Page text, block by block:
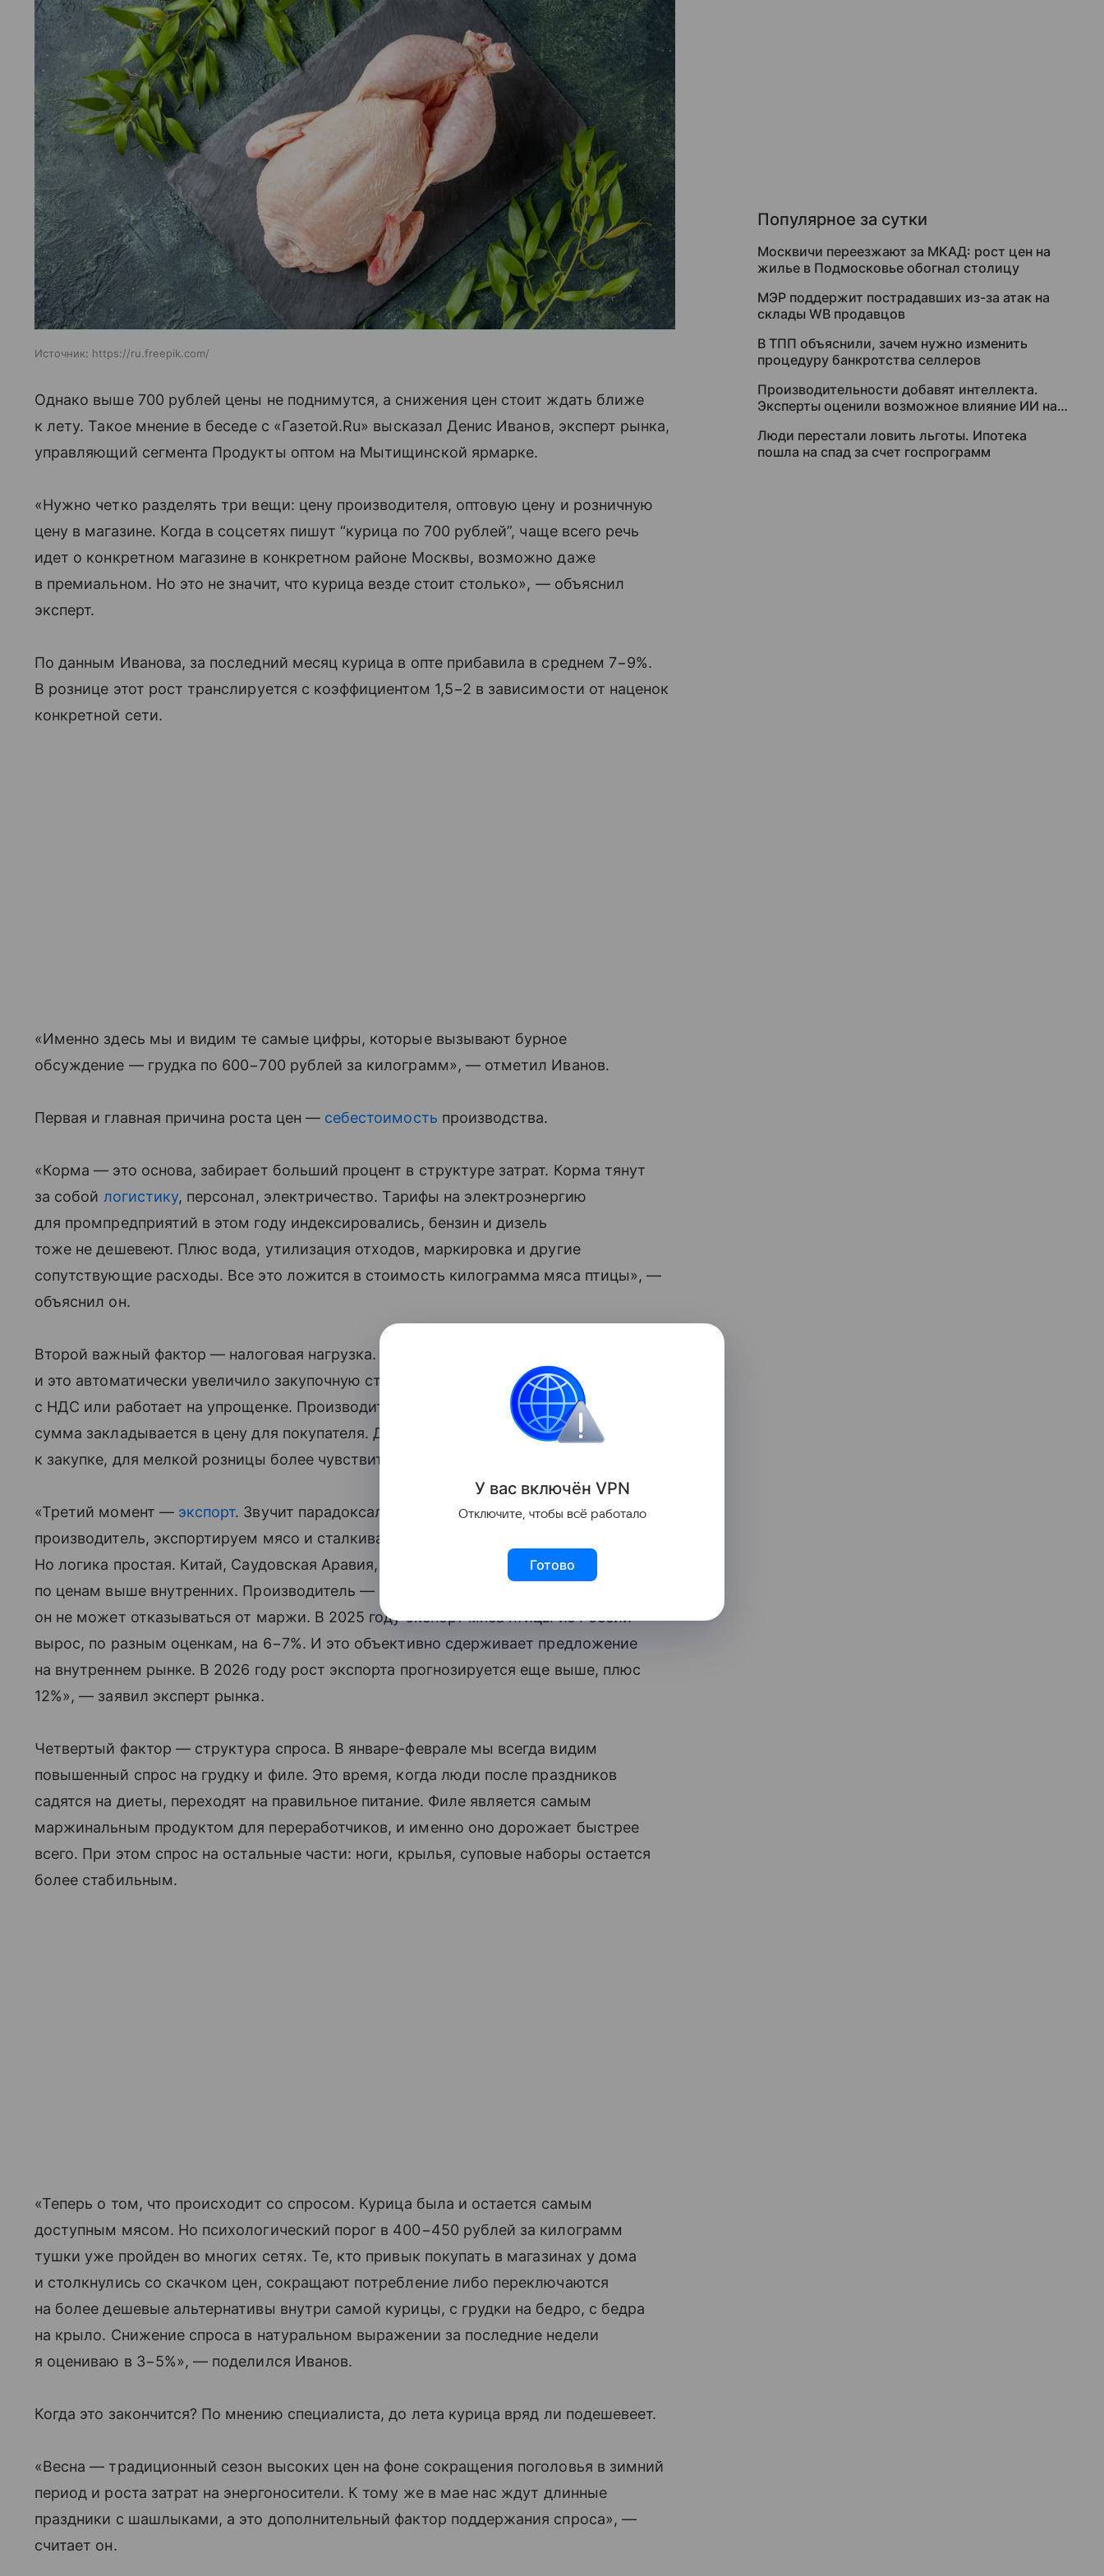
Источник: https://ru.freepik.com/
Однако выше 700 рублей цены не поднимутся, а снижения цен стоит ждать ближе
к лету. Такое мнение в беседе с «Газетой.Ru» высказал Денис Иванов, эксперт рынка,
управляющий сегмента Продукты оптом на Мытищинской ярмарке.
«Нужно четко разделять три вещи: цену производителя, оптовую цену и розничную
цену в магазине. Когда в соцсетях пишут “курица по 700 рублей”, чаще всего речь
идет о конкретном магазине в конкретном районе Москвы, возможно даже
в премиальном. Но это не значит, что курица везде стоит столько», — объяснил
эксперт.
По данным Иванова, за последний месяц курица в опте прибавила в среднем 7−9%.
В рознице этот рост транслируется с коэффициентом 1,5−2 в зависимости от наценок
конкретной сети.
«Именно здесь мы и видим те самые цифры, которые вызывают бурное
обсуждение — грудка по 600−700 рублей за килограмм», — отметил Иванов.
Первая и главная причина роста цен — себестоимость производства.
«Корма — это основа, забирает больший процент в структуре затрат. Корма тянут
за собой логистику, персонал, электричество. Тарифы на электроэнергию
для промпредприятий в этом году индексировались, бензин и дизель
тоже не дешевеют. Плюс вода, утилизация отходов, маркировка и другие
сопутствующие расходы. Все это ложится в стоимость килограмма мяса птицы», —
объяснил он.
Второй важный фактор — налоговая нагрузка. С 2026 года повысилась ставка
и это автоматически увеличило закупочную стоимость для тех, кто не работает
с НДС или работает на упрощенке. Производитель платит налог государству, и эта
сумма закладывается в цену для покупателя. Для крупных сетей это плюс 2−3%
к закупке, для мелкой розницы более чувствительные цифры.
«Третий момент — экспорт. Звучит парадоксально: как это мы, крупнейший
производитель, экспортируем мясо и сталкиваемся с ростом цен внутри страны?
Но логика простая. Китай, Саудовская Аравия, страны
готовы платить в валюте
по ценам выше внутренних. Производитель — это коммерческая структура,
он не может отказываться от маржи. В 2025 году экспорт мяса птицы из России
вырос, по разным оценкам, на 6−7%. И это объективно сдерживает предложение
на внутреннем рынке. В 2026 году рост экспорта прогнозируется еще выше, плюс
12%», — заявил эксперт рынка.
Четвертый фактор — структура спроса. В январе-феврале мы всегда видим
повышенный спрос на грудку и филе. Это время, когда люди после праздников
садятся на диеты, переходят на правильное питание. Филе является самым
маржинальным продуктом для переработчиков, и именно оно дорожает быстрее
всего. При этом спрос на остальные части: ноги, крылья, суповые наборы остается
более стабильным.
«Теперь о том, что происходит со спросом. Курица была и остается самым
доступным мясом. Но психологический порог в 400−450 рублей за килограмм
тушки уже пройден во многих сетях. Те, кто привык покупать в магазинах у дома
и столкнулись со скачком цен, сокращают потребление либо переключаются
на более дешевые альтернативы внутри самой курицы, с грудки на бедро, с бедра
на крыло. Снижение спроса в натуральном выражении за последние недели
я оцениваю в 3−5%», — поделился Иванов.
Когда это закончится? По мнению специалиста, до лета курица вряд ли подешевеет.
«Весна — традиционный сезон высоких цен на фоне сокращения поголовья в зимний
период и роста затрат на энергоносители. К тому же в мае нас ждут длинные
праздники с шашлыками, а это дополнительный фактор поддержания спроса», —
считает он.
Популярное за сутки
Москвичи переезжают за МКАД: рост цен на
жилье в Подмосковье обогнал столицу
МЭР поддержит пострадавших из-за атак на
склады WB продавцов
В ТПП объяснили, зачем нужно изменить
процедуру банкротства селлеров
Производительности добавят интеллекта.
Эксперты оценили возможное влияние ИИ на
Люди перестали ловить льготы. Ипотека
пошла на спад за счет госпрограмм
У вас включён VPN
Отключите, чтобы всё работало
Готово